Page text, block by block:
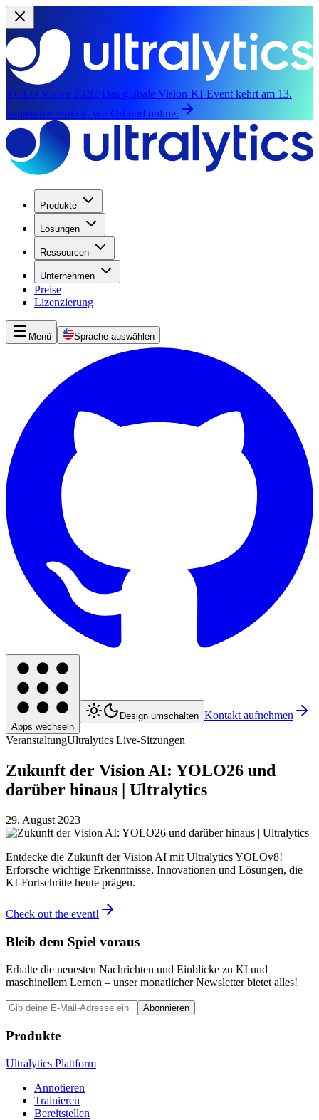
YOLO Vision 2026: Das globale Vision-KI-Event kehrt am 13.
September zurück, vor Ort und online.
Produkte
Lösungen
Ressourcen
Unternehmen
Preise
Lizenzierung
Menü Sprache auswählen
Apps wechseln
Design umschalten Kontakt aufnehmen
VeranstaltungUltralytics Live-Sitzungen
Zukunft der Vision AI: YOLO26 und
darüber hinaus | Ultralytics
29. August 2023
Entdecke die Zukunft der Vision AI mit Ultralytics YOLOv8!
Erforsche wichtige Erkenntnisse, Innovationen und Lösungen, die
KI-Fortschritte heute prägen.
Check out the event!
Bleib dem Spiel voraus
Erhalte die neuesten Nachrichten und Einblicke zu KI und
maschinellem Lernen – unser monatlicher Newsletter bietet alles!
Abonnieren
Produkte
Ultralytics Plattform
Annotieren
Trainieren
Bereitstellen